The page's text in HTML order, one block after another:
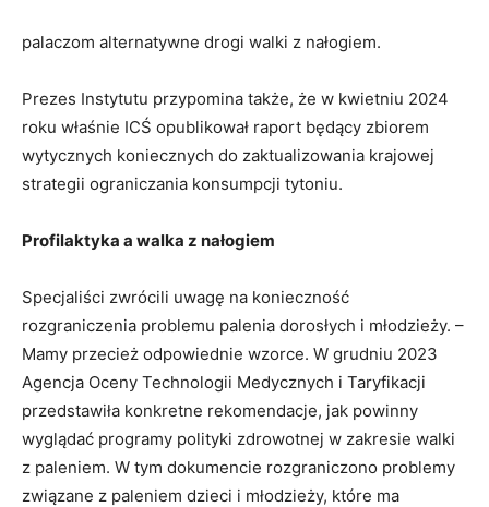
palaczom alternatywne drogi walki z nałogiem.
Prezes Instytutu przypomina także, że w kwietniu 2024
roku właśnie ICŚ opublikował raport będący zbiorem
wytycznych koniecznych do zaktualizowania krajowej
strategii ograniczania konsumpcji tytoniu.
Profilaktyka a walka z nałogiem
Specjaliści zwrócili uwagę na konieczność
rozgraniczenia problemu palenia dorosłych i młodzieży. –
Mamy przecież odpowiednie wzorce. W grudniu 2023
Agencja Oceny Technologii Medycznych i Taryfikacji
przedstawiła konkretne rekomendacje, jak powinny
wyglądać programy polityki zdrowotnej w zakresie walki
z paleniem. W tym dokumencie rozgraniczono problemy
związane z paleniem dzieci i młodzieży, które ma